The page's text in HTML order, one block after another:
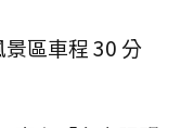
景區車程30 分